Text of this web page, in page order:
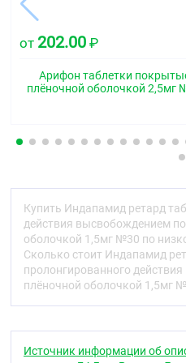
плёночной оболочкой
цвета. На поперечном
цвета.
Диуретическое средство
C03BA11
Фармакодинамика
Индапамид —
средство, относится к
с индольным кольцом и
свойствам близок к
которые ингибируют
кортикальном сегменте
хлора и в меньшей
что сопровождается
от 202.00 ₽
Арифон таблетки
плёночной оболочкой 2,5мг
Купить Индапамид ретард
действия высвобождением
оболочкой 1,5мг №30 по
Сколько стоит Индапамид
пролонгированного
плёночной оболочкой 1,5мг
Источник информации об